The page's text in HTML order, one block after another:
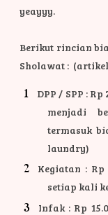
yeayyy.
Berikut rincian
Sholawat :
DPP / SPP :
menjadi
termasuk
laundry)
Kegiatan :
setiap kali
Infak : Rp